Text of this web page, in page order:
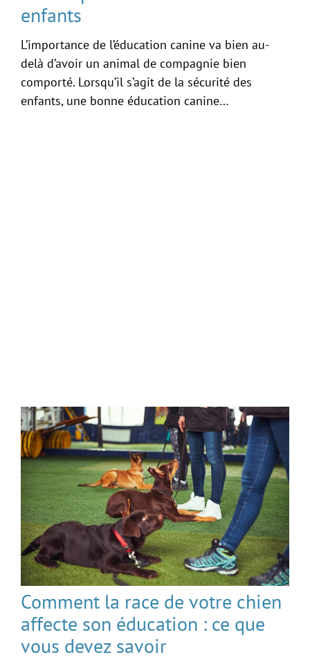
enfants
L’importance de l’éducation canine va bien au-
delà d’avoir un animal de compagnie bien
comporté. Lorsqu’il s’agit de la sécurité des
enfants, une bonne éducation canine…
Comment la race de votre chien
affecte son éducation : ce que
vous devez savoir